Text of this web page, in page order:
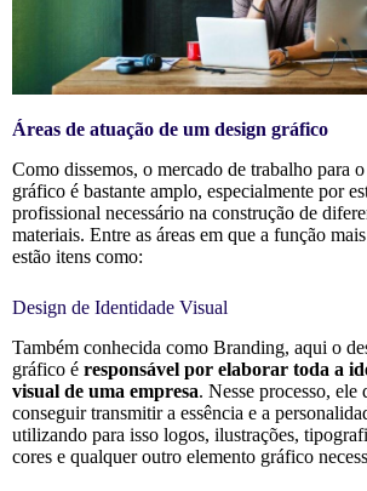
Áreas de atuação de um design gráfico
Como dissemos, o mercado de trabalho para
gráfico é bastante amplo, especialmente por
profissional necessário na construção de
materiais. Entre as áreas em que a função mais
estão itens como:
Design de Identidade Visual
Também conhecida como Branding, aqui o
gráfico é responsável por elaborar toda a
visual de uma empresa. Nesse processo, ele
conseguir transmitir a essência e a
utilizando para isso logos, ilustrações,
cores e qualquer outro elemento gráfico